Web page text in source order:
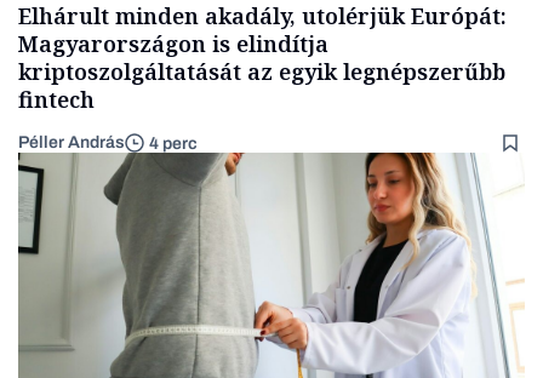
Elhárult minden akadály, utolérjük Európát:
Magyarországon is elindítja
kriptoszolgáltatását az egyik legnépszerűbb
fintech
Péller András 4 perc